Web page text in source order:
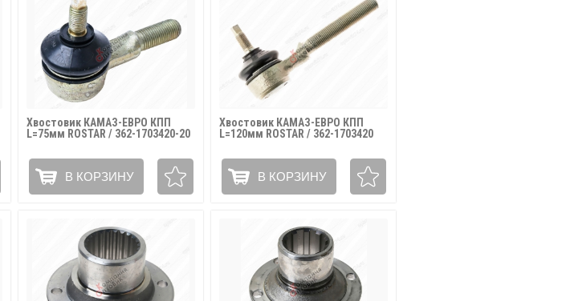
Хвостовик КАМАЗ-ЕВРО КПП
L=75мм ROSTAR / 362-1703420-20
В КОРЗИНУ
Хвостовик КАМАЗ-ЕВРО КПП
L=120мм ROSTAR / 362-1703420
В КОРЗИНУ